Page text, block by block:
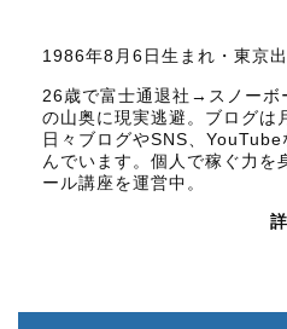
1986年8月6日生まれ・東京
26歳で富士通退社→スノーボ
の山奥に現実逃避。ブログは
日々ブログやSNS、
んでいます。個人で稼ぐ力を
ール講座を運営中。